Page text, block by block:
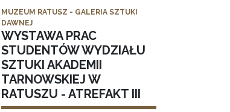
MUZEUM RATUSZ - GALERIA SZTUKI
DAWNEJ
WYSTAWA PRAC
STUDENTÓW WYDZIAŁU
SZTUKI AKADEMII
TARNOWSKIEJ W
RATUSZU - ATREFAKT III